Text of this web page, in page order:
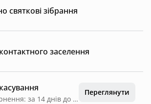
святкові зібрання
заселення
Повне повернення: за 14 днів до дати заїзду
Переглянути